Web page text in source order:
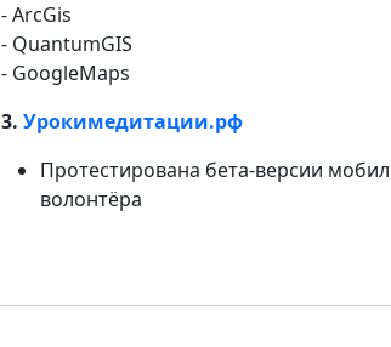
- ArcGis
- QuantumGIS
- GoogleMaps
3. Урокимедитации.рф
Протестирована бета-версии
волонтёра